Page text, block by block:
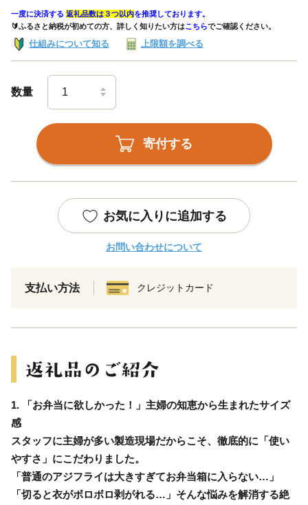
一度に決済する 返礼品数は３つ以内を推奨しております。
🔰ふるさと納税が初めての方、詳しく知りたい方はこちらでご確認ください。
仕組みについて知る 上限額を調べる
数量
寄付する
お気に入りに追加する
お問い合わせについて
支払い方法 クレジットカード
1. 「お弁当に欲しかった！」主婦の知恵から生まれたサイズ
感
スタッフに主婦が多い製造現場だからこそ、徹底的に「使い
やすさ」にこだわりました。
「普通のアジフライは大きすぎてお弁当箱に入らない…」
「切ると衣がボロボロ剥がれる…」そんな悩みを解消する絶